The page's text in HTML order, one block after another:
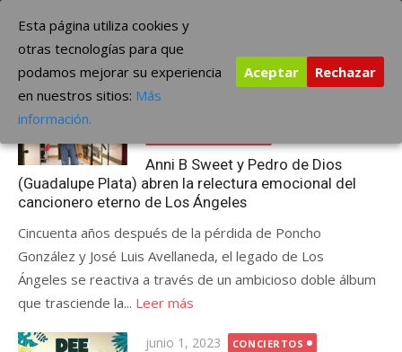
contenido
The Borderline Music
Etiqueta:Guadalupe Plata
Anni B Sweet y Pedro de Dios
(Guadalupe Plata) abren la relectura emocional del
cancionero eterno de Los Ángeles
Cincuenta años después de la pérdida de Poncho
González y José Luis Avellaneda, el legado de Los
Ángeles se reactiva a través de un ambicioso doble álbum
que trasciende la... Leer más
Publicada
junio 1, 2023
CONCIERTOS
Esta página utiliza cookies y
otras tecnologías para que
podamos mejorar su experiencia
en nuestros sitios: Más
información.
Aceptar Rechazar